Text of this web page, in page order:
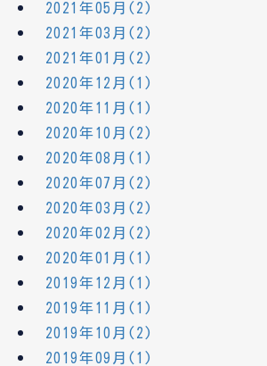
2021年05月(2)
2021年03月(2)
2021年01月(2)
2020年12月(1)
2020年11月(1)
2020年10月(2)
2020年08月(1)
2020年07月(2)
2020年03月(2)
2020年02月(2)
2020年01月(1)
2019年12月(1)
2019年11月(1)
2019年10月(2)
2019年09月(1)